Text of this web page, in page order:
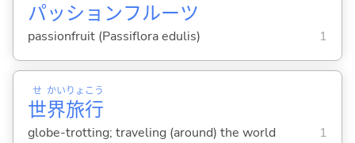
パッションフルーツ
passionfruit (Passiflora edulis) 1
世
せ
界
かい
旅
りょ
行
こう
globe-trotting; traveling (around) the world 1